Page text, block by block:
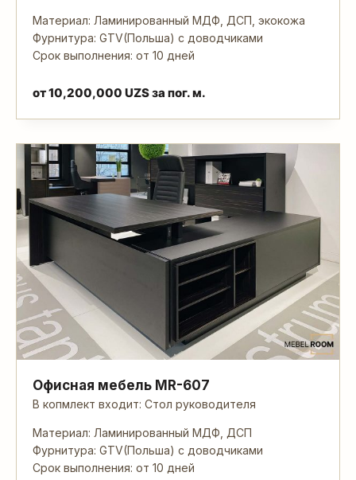
Материал: Ламинированный МДФ, ДСП, экокожа
Фурнитура: GTV(Польша) с доводчиками
Срок выполнения: от 10 дней
от10,200,000 UZSза пог. м.
Офисная мебель MR-607
В копмлект входит: Стол руководителя
Материал: Ламинированный МДФ, ДСП
Фурнитура: GTV(Польша) с доводчиками
Срок выполнения: от 10 дней